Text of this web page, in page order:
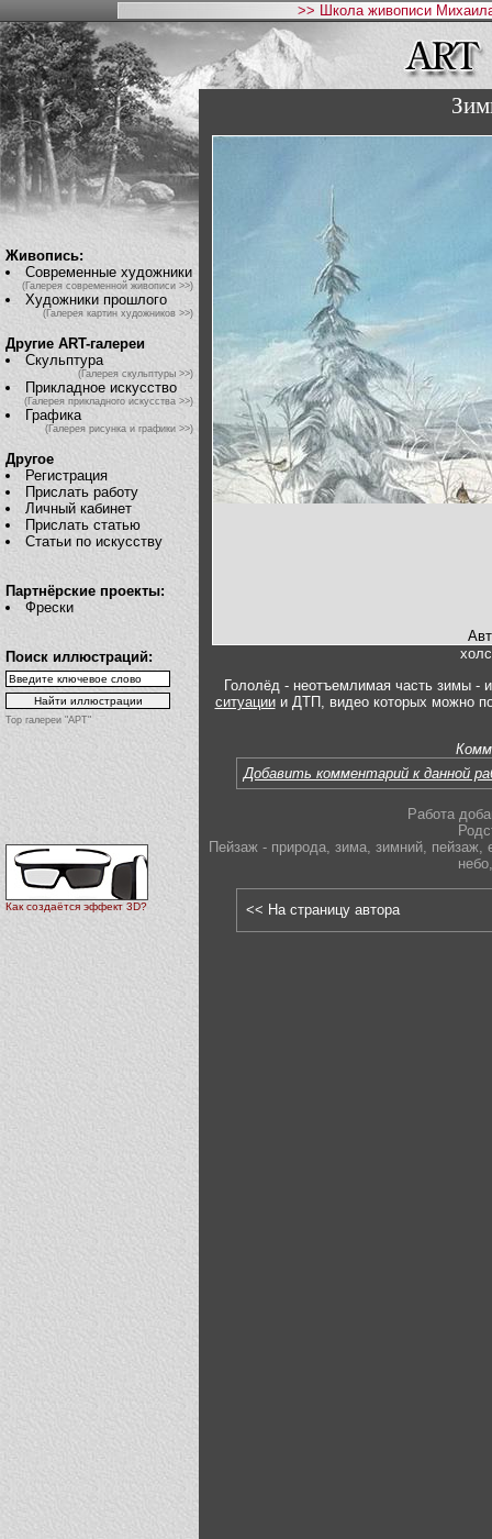
>> Школа живописи
Живопись:
Современные художники
(Галерея современной живописи >>)
Художники прошлого
(Галерея картин художников >>)
Другие ART-галереи
Скульптура
(Галерея скульптуры >>)
Прикладное искусство
(Галерея прикладного искусства >>)
Графика
(Галерея рисунка и графики >>)
Другое
Регистрация
Прислать работу
Личный кабинет
Прислать статью
Статьи по искусству
Партнёрские проекты:
Фрески
Поиск иллюстраций:
Top галереи "АРТ"
Как создаётся эффект 3D?
Гололёд - неотъемлимая часть зимы -
ситуациии ДТП, видео которых можно
Добавить комментарий к данной
Работа
Пейзаж - природа, зима, зимний, пейзаж,
небо,
<< На страницу автора